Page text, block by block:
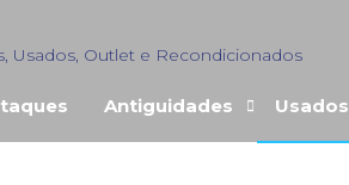
Usados, Outlet e Recondicionados
Antiguidades Usados